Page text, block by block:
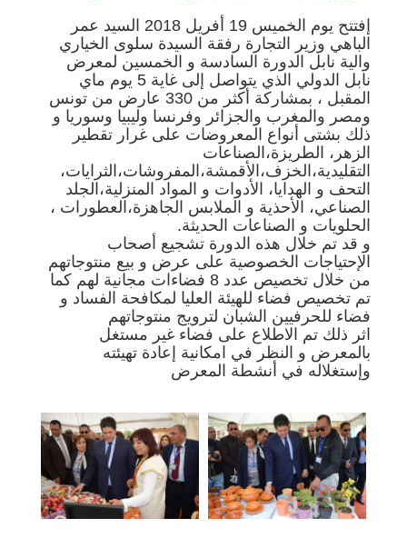
إفتتح يوم الخميس 19 أفريل 2018 السيد عمر
الباهي وزير التجارة رفقة السيدة سلوى الخياري
والية نابل الدورة السادسة و الخمسين لمعرض
نابل الدولي الذي يتواصل إلى غاية 5 يوم ماي
المقبل ، بمشاركة أكثر من 330 عارض من تونس
ومصر والمغرب والجزائر وفرنسا وليبيا وسوريا و
ذلك بشتى أنواع المعروضات على غرار تقطير
الزهر، الطريزة،الصناعات
التقليدية،الخزف،الأقمشة،المفروشات،الثرايات،
التحف و الهدايا، الأدوات و المواد المنزلية،الجلد
الصناعي، الأحذية و الملابس الجاهزة،العطورات ،
الحلويات و الصناعات الحديثة.
و قد تم خلال هذه الدورة تشجيع أصحاب
الإحتياجات الخصوصية على عرض و بيع منتوجاتهم
من خلال تخصيص عدد 8 فضاءات مجانية لهم كما
تم تخصيص فضاء للهيئة العليا لمكافحة الفساد و
فضاء للحرفيين الشبان لترويج منتوجاتهم
اثر ذلك تم الاطلاع على فضاء غير مستغل
بالمعرض و النظر في امكانية إعادة تهيئته
وإستغلاله في أنشطة المعرض